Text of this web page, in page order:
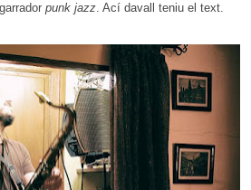
punk jazz. Ací davall teniu el text.